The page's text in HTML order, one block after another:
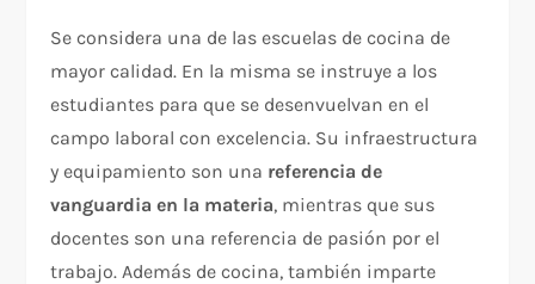
Se considera una de las escuelas de cocina de
mayor calidad. En la misma se instruye a los
estudiantes para que se desenvuelvan en el
campo laboral con excelencia. Su infraestructura
y equipamiento son una referencia de
vanguardia en la materia, mientras que sus
docentes son una referencia de pasión por el
trabajo. Además de cocina, también imparte